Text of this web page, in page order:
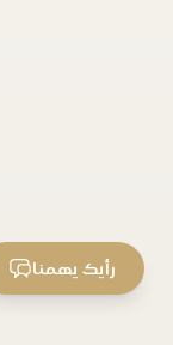
رأيك يهمنا